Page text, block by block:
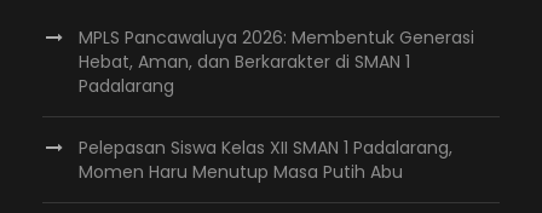
MPLS Pancawaluya 2026: Membentuk Generasi
Hebat, Aman, dan Berkarakter di SMAN 1
Padalarang
Pelepasan Siswa Kelas XII SMAN 1 Padalarang,
Momen Haru Menutup Masa Putih Abu